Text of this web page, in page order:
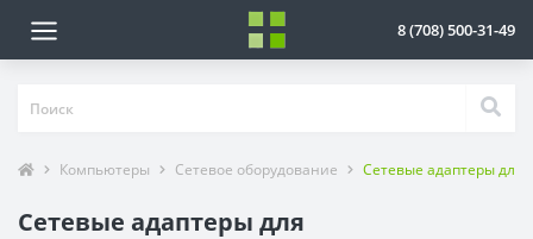
8 (708) 500-31-49
Компьютеры Сетевое оборудование Сетевые адаптеры для
Сетевые адаптеры для